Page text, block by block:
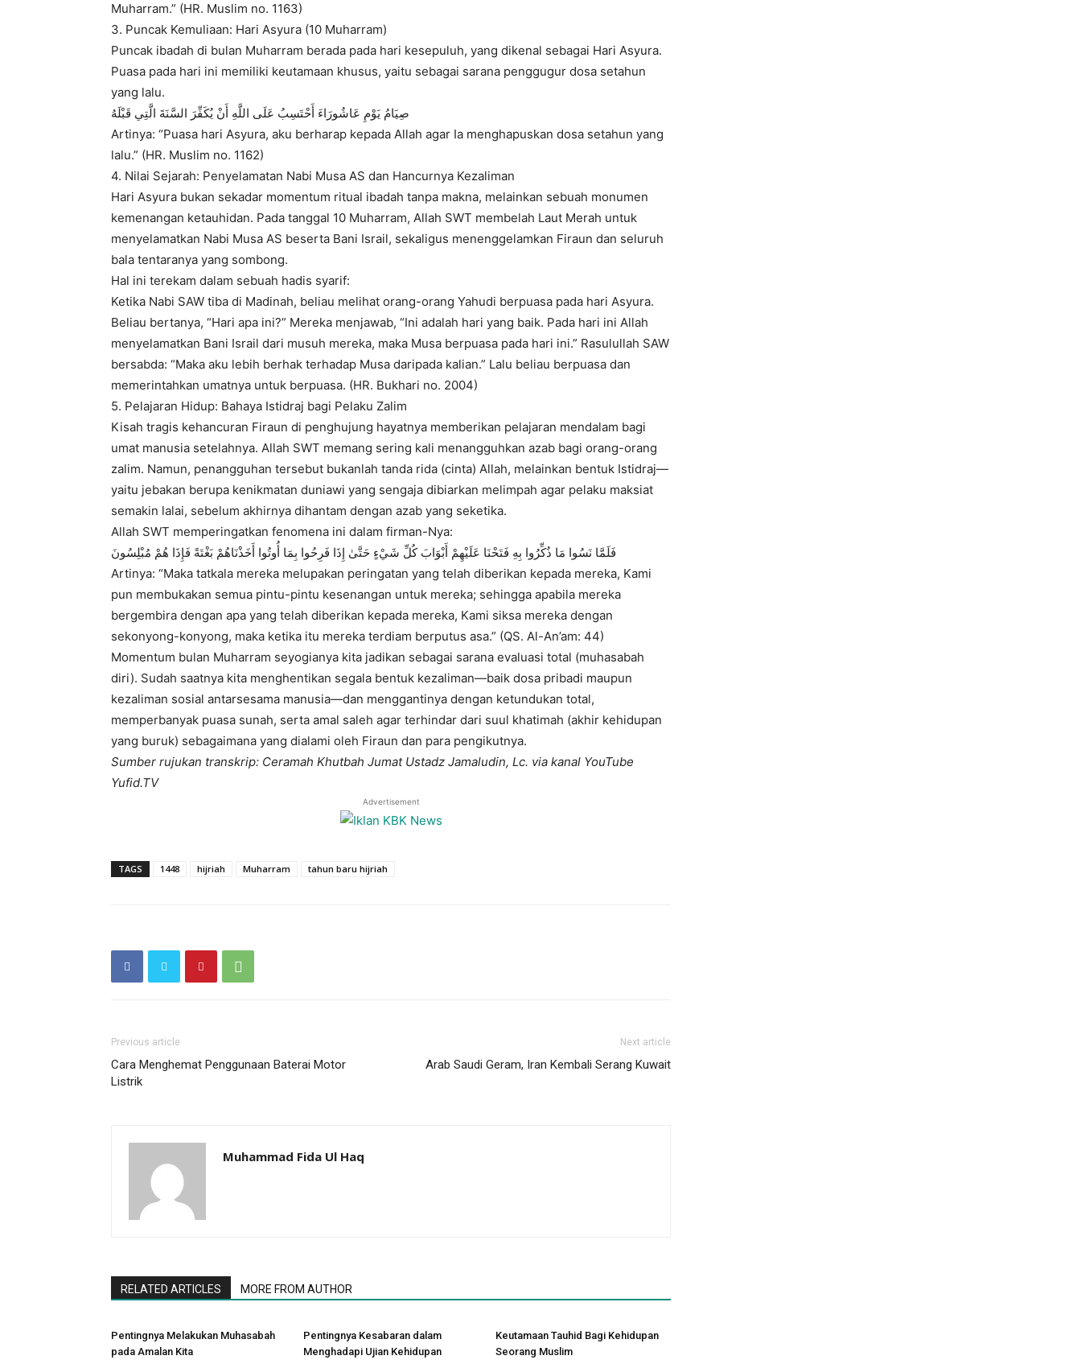
Muharram.” (HR. Muslim no. 1163)
3. Puncak Kemuliaan: Hari Asyura (10 Muharram)
Puncak ibadah di bulan Muharram berada pada hari kesepuluh, yang dikenal sebagai Hari Asyura.
Puasa pada hari ini memiliki keutamaan khusus, yaitu sebagai sarana penggugur dosa setahun
yang lalu.
صِيَامُ يَوْمِ عَاشُورَاءَ أَحْتَسِبُ عَلَى اللَّهِ أَنْ يُكَفِّرَ السَّنَةَ الَّتِي قَبْلَهُ
Artinya: “Puasa hari Asyura, aku berharap kepada Allah agar Ia menghapuskan dosa setahun yang
lalu.” (HR. Muslim no. 1162)
4. Nilai Sejarah: Penyelamatan Nabi Musa AS dan Hancurnya Kezaliman
Hari Asyura bukan sekadar momentum ritual ibadah tanpa makna, melainkan sebuah monumen
kemenangan ketauhidan. Pada tanggal 10 Muharram, Allah SWT membelah Laut Merah untuk
menyelamatkan Nabi Musa AS beserta Bani Israil, sekaligus menenggelamkan Firaun dan seluruh
bala tentaranya yang sombong.
Hal ini terekam dalam sebuah hadis syarif:
Ketika Nabi SAW tiba di Madinah, beliau melihat orang-orang Yahudi berpuasa pada hari Asyura.
Beliau bertanya, “Hari apa ini?” Mereka menjawab, “Ini adalah hari yang baik. Pada hari ini Allah
menyelamatkan Bani Israil dari musuh mereka, maka Musa berpuasa pada hari ini.” Rasulullah SAW
bersabda: “Maka aku lebih berhak terhadap Musa daripada kalian.” Lalu beliau berpuasa dan
memerintahkan umatnya untuk berpuasa. (HR. Bukhari no. 2004)
5. Pelajaran Hidup: Bahaya Istidraj bagi Pelaku Zalim
Kisah tragis kehancuran Firaun di penghujung hayatnya memberikan pelajaran mendalam bagi
umat manusia setelahnya. Allah SWT memang sering kali menangguhkan azab bagi orang-orang
zalim. Namun, penangguhan tersebut bukanlah tanda rida (cinta) Allah, melainkan bentuk Istidraj—
yaitu jebakan berupa kenikmatan duniawi yang sengaja dibiarkan melimpah agar pelaku maksiat
semakin lalai, sebelum akhirnya dihantam dengan azab yang seketika.
Allah SWT memperingatkan fenomena ini dalam firman-Nya:
فَلَمَّا نَسُوا مَا ذُكِّرُوا بِهِ فَتَحْنَا عَلَيْهِمْ أَبْوَابَ كُلِّ شَيْءٍ حَتَّىٰ إِذَا فَرِحُوا بِمَا أُوتُوا أَخَذْنَاهُمْ بَغْتَةً فَإِذَا هُمْ مُبْلِسُونَ
Artinya: “Maka tatkala mereka melupakan peringatan yang telah diberikan kepada mereka, Kami
pun membukakan semua pintu-pintu kesenangan untuk mereka; sehingga apabila mereka
bergembira dengan apa yang telah diberikan kepada mereka, Kami siksa mereka dengan
sekonyong-konyong, maka ketika itu mereka terdiam berputus asa.” (QS. Al-An’am: 44)
Momentum bulan Muharram seyogianya kita jadikan sebagai sarana evaluasi total (muhasabah
diri). Sudah saatnya kita menghentikan segala bentuk kezaliman—baik dosa pribadi maupun
kezaliman sosial antarsesama manusia—dan menggantinya dengan ketundukan total,
memperbanyak puasa sunah, serta amal saleh agar terhindar dari suul khatimah (akhir kehidupan
yang buruk) sebagaimana yang dialami oleh Firaun dan para pengikutnya.
Sumber rujukan transkrip: Ceramah Khutbah Jumat Ustadz Jamaludin, Lc. via kanal YouTube
Yufid.TV
Advertisement
TAGS 1448 hijriah Muharram tahun baru hijriah
Previous article
Cara Menghemat Penggunaan Baterai Motor
Listrik
Next article
Arab Saudi Geram, Iran Kembali Serang Kuwait
Muhammad Fida Ul Haq
RELATED ARTICLES MORE FROM AUTHOR
Pentingnya Melakukan Muhasabah
pada Amalan Kita
Pentingnya Kesabaran dalam
Menghadapi Ujian Kehidupan
Keutamaan Tauhid Bagi Kehidupan
Seorang Muslim